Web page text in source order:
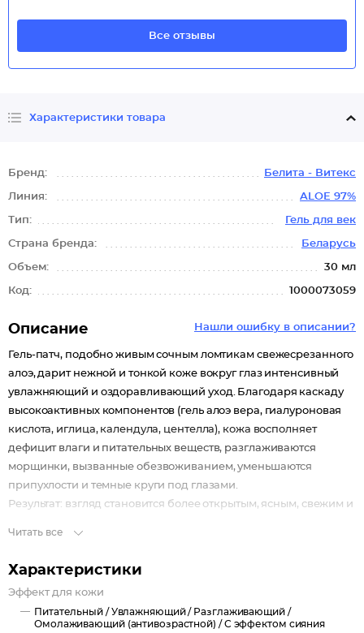
Все отзывы
Характеристики товара
Бренд: Белита - Витекс
Линия: ALOE 97%
Тип: Гель для век
Страна бренда: Беларусь
Объем: 30 мл
Код: 1000073059
Нашли ошибку в описании?
Описание
Гель-патч, подобно живым сочным ломтикам свежесрезанного
алоэ, дарит нежной и тонкой коже вокруг глаз интенсивный
увлажняющий и оздоравливающий уход. Благодаря каскаду
высокоактивных компонентов (гель алоэ вера, гиалуроновая
кислота, иглица, календула, центелла), кожа восполняет
дефицит влаги и питательных веществ, разглаживаются
морщинки, вызванные обезвоживанием, уменьшаются
припухлости и темные круги под глазами.
Результат: взгляд становится более открытым, ясным, свежим и
Читать все
Характеристики
Эффект для кожи
Питательный /Увлажняющий / Разглаживающий /
Омолаживающий (антивозрастной) /С эффектом сияния